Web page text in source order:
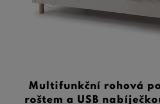
Multifunkční rohová
roštem a USB